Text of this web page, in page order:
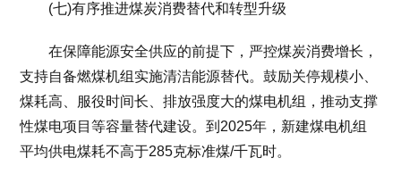
(七)有序推进煤炭消费替代和转型升级
在保障能源安全供应的前提下，严控煤炭消费增长，
支持自备燃煤机组实施清洁能源替代。鼓励关停规模小、
煤耗高、服役时间长、排放强度大的煤电机组，推动支撑
性煤电项目等容量替代建设。到2025年，新建煤电机组
平均供电煤耗不高于285克标准煤/千瓦时。